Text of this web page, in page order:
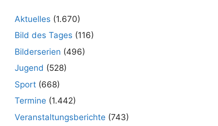
Aktuelles (1.670)
Bild des Tages (116)
Bilderserien (496)
Jugend (528)
Sport (668)
Termine (1.442)
Veranstaltungsberichte (743)